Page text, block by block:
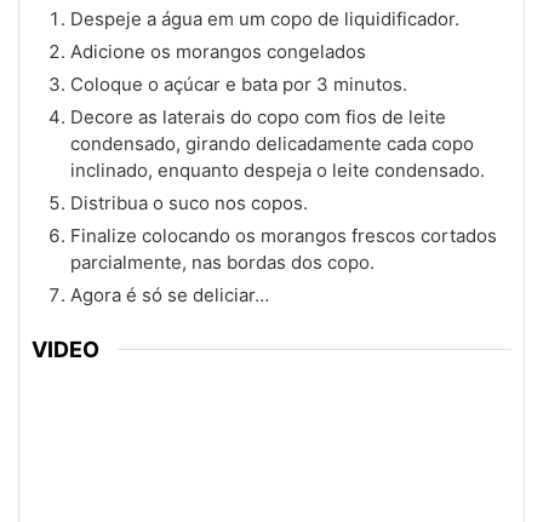
Despeje a água em um copo de liquidificador.
Adicione os morangos congelados
Coloque o açúcar e bata por 3 minutos.
Decore as laterais do copo com fios de leite
condensado, girando delicadamente cada copo
inclinado, enquanto despeja o leite condensado.
Distribua o suco nos copos.
Finalize colocando os morangos frescos cortados
parcialmente, nas bordas dos copo.
Agora é só se deliciar…
VIDEO